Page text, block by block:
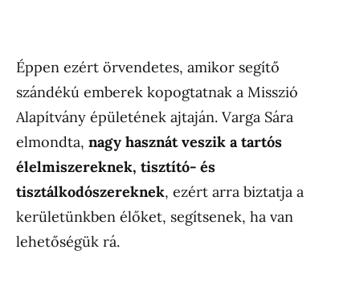
Éppen ezért örvendetes, amikor segítő
szándékú emberek kopogtatnak a Misszió
Alapítvány épületének ajtaján. Varga Sára
elmondta, nagy hasznát veszik a tartós
élelmiszereknek, tisztító- és
tisztálkodószereknek, ezért arra biztatja a
kerületünkben élőket, segítsenek, ha van
lehetőségük rá.